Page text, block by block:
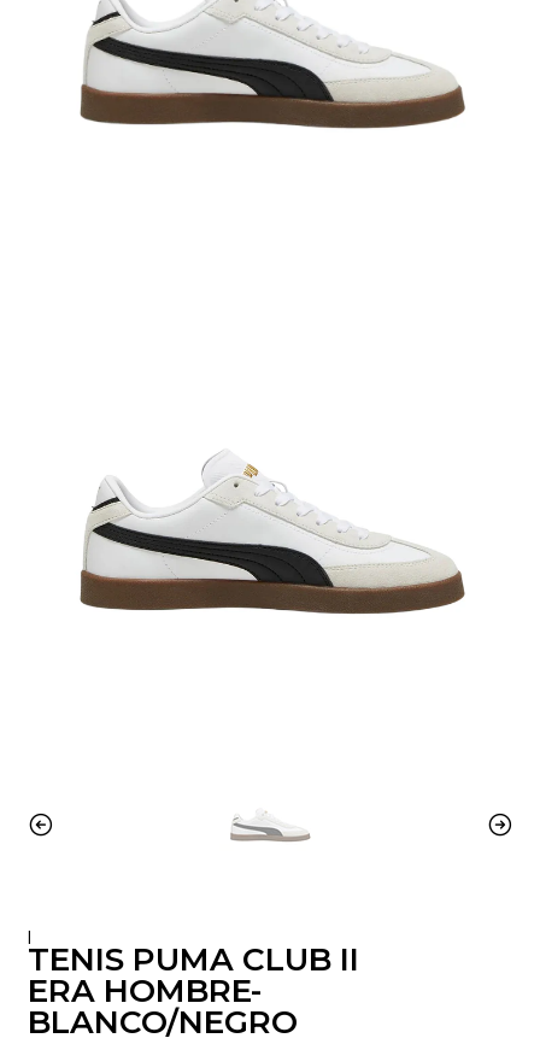
|
TENIS PUMA CLUB II
ERA HOMBRE-
BLANCO/NEGRO